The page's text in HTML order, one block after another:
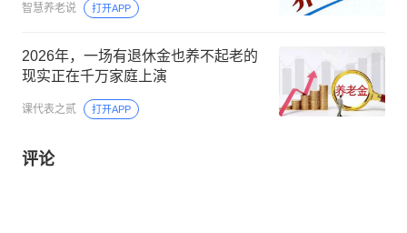
智慧养老说 打开APP
2026年，一场有退休金也养不起老的
现实正在千万家庭上演
课代表之贰 打开APP
评论